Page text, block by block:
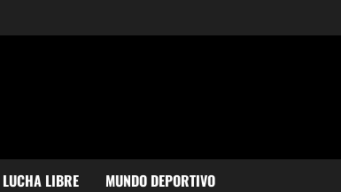
LUCHA LIBRE MUNDO DEPORTIVO